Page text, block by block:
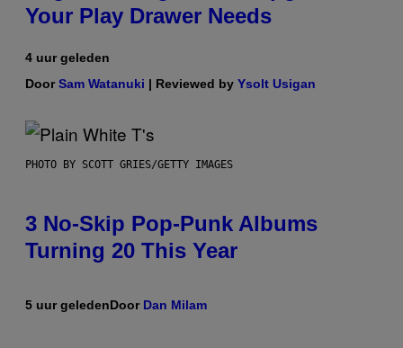
Your Play Drawer Needs
4 uur geleden
DoorSam Watanuki | Reviewed by Ysolt Usigan
PHOTO BY SCOTT GRIES/GETTY IMAGES
3 No-Skip Pop-Punk Albums
Turning 20 This Year
5 uur geledenDoor Dan Milam